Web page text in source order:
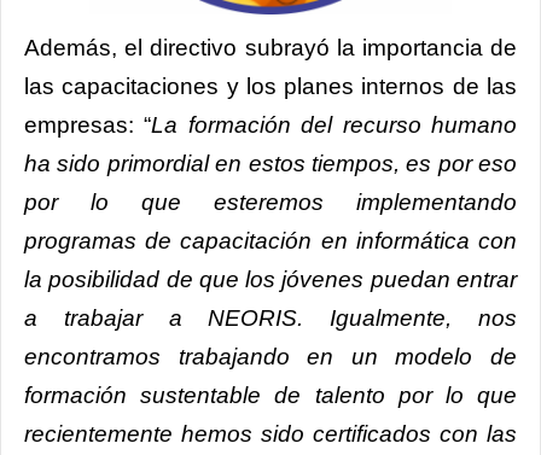
Además, el directivo subrayó la importancia de
las capacitaciones y los planes internos de las
empresas: “La formación del recurso humano
ha sido primordial en estos tiempos, es por eso
por lo que esteremos implementando
programas de capacitación en informática con
la posibilidad de que los jóvenes puedan entrar
a trabajar a NEORIS. Igualmente, nos
encontramos trabajando en un modelo de
formación sustentable de talento por lo que
recientemente hemos sido certificados con las